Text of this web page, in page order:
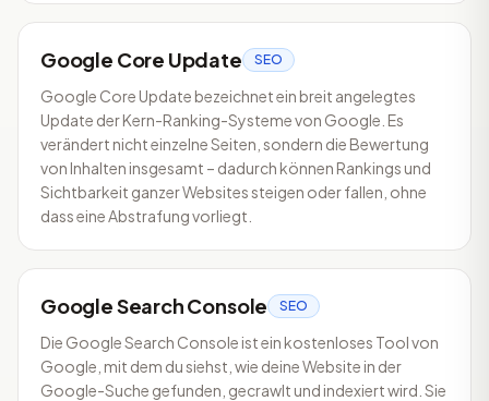
Google Core Update SEO
Google Core Update bezeichnet ein breit angelegtes
Update der Kern-Ranking-Systeme von Google. Es
verändert nicht einzelne Seiten, sondern die Bewertung
von Inhalten insgesamt – dadurch können Rankings und
Sichtbarkeit ganzer Websites steigen oder fallen, ohne
dass eine Abstrafung vorliegt.
Google Search Console SEO
Die Google Search Console ist ein kostenloses Tool von
Google, mit dem du siehst, wie deine Website in der
Google-Suche gefunden, gecrawlt und indexiert wird. Sie